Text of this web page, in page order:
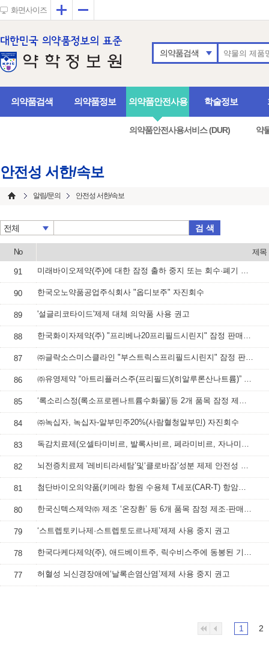
화면사이즈 확대
의약품검색
의약품검색 의약품정보 의약품안전사용
의약품안전사용서비스 (DUR) 약
학술정보
안전성 서한/속보
알림/문의 안전성 서한/속보
전체 검 색
No 제목
91 미래바이오제약(주)에 대한 잠정 출하 중지 또는 회수·폐기 등 명령하고, 속보 배포
90 한국오노약품공업주식회사 "옵디보주" 자진회수
89 '설글리코타이드'제제 대체 의약품 사용 권고
88 한국화이자제약(주) "프리베나20프리필드시린지" 잠정 판매사용중지 조치
87 ㈜글락소스미스클라인 "부스트릭스프리필드시린지" 잠정 판매·사용 중지 조치
86 ㈜유영제약 “아트리플러스주(프리필드)(히알루론산나트륨)” 잠정 판매·사용 중지
85 ‘록소리스정(록소프로펜나트륨수화물)’등 2개 품목 잠정 제조·판매·사용 중지
84 ㈜녹십자, 녹십자-알부민주20%(사람혈청알부민) 자진회수
83 독감치료제(오셀타미비르, 발록사비르, 페라미비르, 자나미비르 성분 제제) 처방‧투여 시 주의사항
82 뇌전증치료제 '레비티라세탐’및‘클로바잠’성분 제제 안전성 정보
81 첨단바이오의약품(키메라 항원 수용체 T세포(CAR-T) 항암제) 안전성 정보
80 한국신텍스제약㈜ 제조 ‘온장환’ 등 6개 품목 잠정 제조·판매 중지 및 회수 조치
79 ‘스트렙토키나제·스트렙토도르나제’제제 사용 중지 권고
78 한국다케다제약(주), 애드베이트주, 릭수비스주에 동봉된 기구 교체 안내
77 허혈성 뇌신경장애에‘날록손염산염’제제 사용 중지 권고
1 2